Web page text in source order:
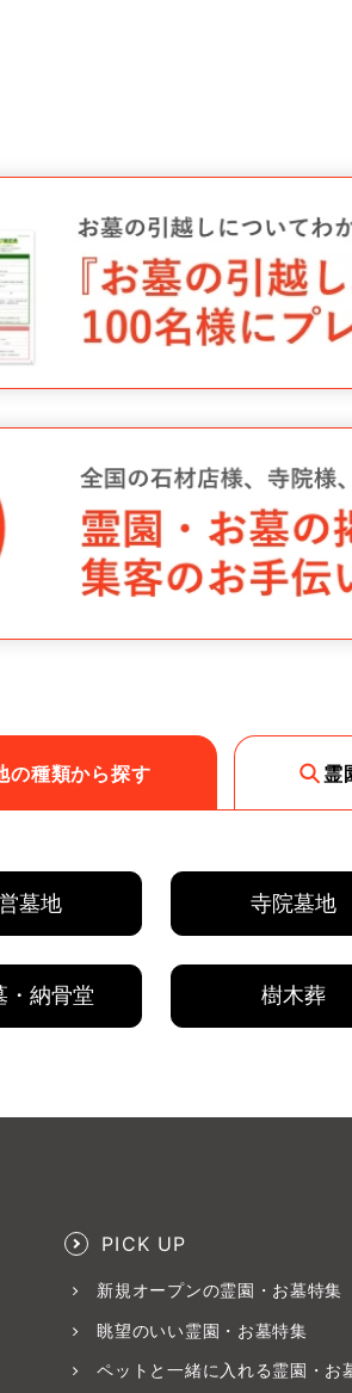
の種類から探す 霊
墓地 寺院墓地
・納骨堂 樹木葬
PICK UP
新規オープンの霊園・お墓特集
眺望のいい霊園・お墓特集
ペットと一緒に入れる霊園・お